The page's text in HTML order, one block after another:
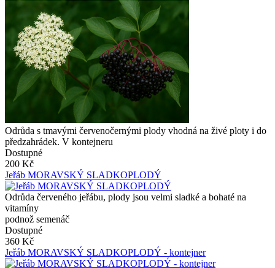
Odrůda s tmavými červenočernými plody vhodná na živé ploty i do
předzahrádek. V kontejneru
Dostupné
200 Kč
Jeřáb MORAVSKÝ SLADKOPLODÝ
Odrůda červeného jeřábu, plody jsou velmi sladké a bohaté na
vitamíny
podnož semenáč
Dostupné
360 Kč
Jeřáb MORAVSKÝ SLADKOPLODÝ - kontejner